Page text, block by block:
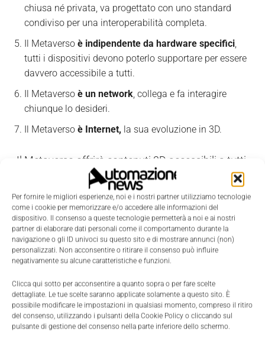
Per fornire le migliori esperienze, noi e i nostri partner utilizziamo tecnologie
come i cookie per memorizzare e/o accedere alle informazioni del
dispositivo. Il consenso a queste tecnologie permetterà a noi e ai nostri
partner di elaborare dati personali come il comportamento durante la
navigazione o gli ID univoci su questo sito e di mostrare annunci (non)
personalizzati. Non acconsentire o ritirare il consenso può influire
negativamente su alcune caratteristiche e funzioni.
Clicca qui sotto per acconsentire a quanto sopra o per fare scelte
dettagliate. Le tue scelte saranno applicate solamente a questo sito. È
possibile modificare le impostazioni in qualsiasi momento, compreso il ritiro
del consenso, utilizzando i pulsanti della Cookie Policy o cliccando sul
pulsante di gestione del consenso nella parte inferiore dello schermo.
chiusa né privata, va progettato con uno standard
condiviso per una interoperabilità completa.
Il Metaverso è indipendente da hardware specifici,
tutti i dispositivi devono poterlo supportare per essere
davvero accessibile a tutti.
Il Metaverso è un network, collega e fa interagire
chiunque lo desideri.
Il Metaverso è Internet, la sua evoluzione in 3D.
«Il Metaverso offrirà contenuti 3D accessibili a tutti
da qualsiasi hardware, quindi dobbiamo costruirlo
per tutti. Lo abbiamo già? In 2D sì, ma c’è ancora
molto da fare per renderlo interoperabile come
tecnologia e con dispositivi accessibili a tutti per
viverlo in 3D. È un work in progress, come direzione
ma in fase di evoluzione si trova già nei digital twin,
virtuale, nei giochi multipiattaforma e negli eventi
live cui si collegano in milioni, nelle simulazioni e nel
training», racconta Parisi.